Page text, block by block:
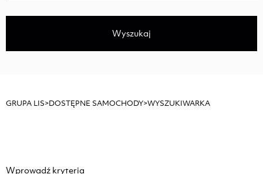
Wyszukaj
GRUPA LIS>DOSTĘPNE SAMOCHODY>WYSZUKIWARKA
Wprowadź kryteria